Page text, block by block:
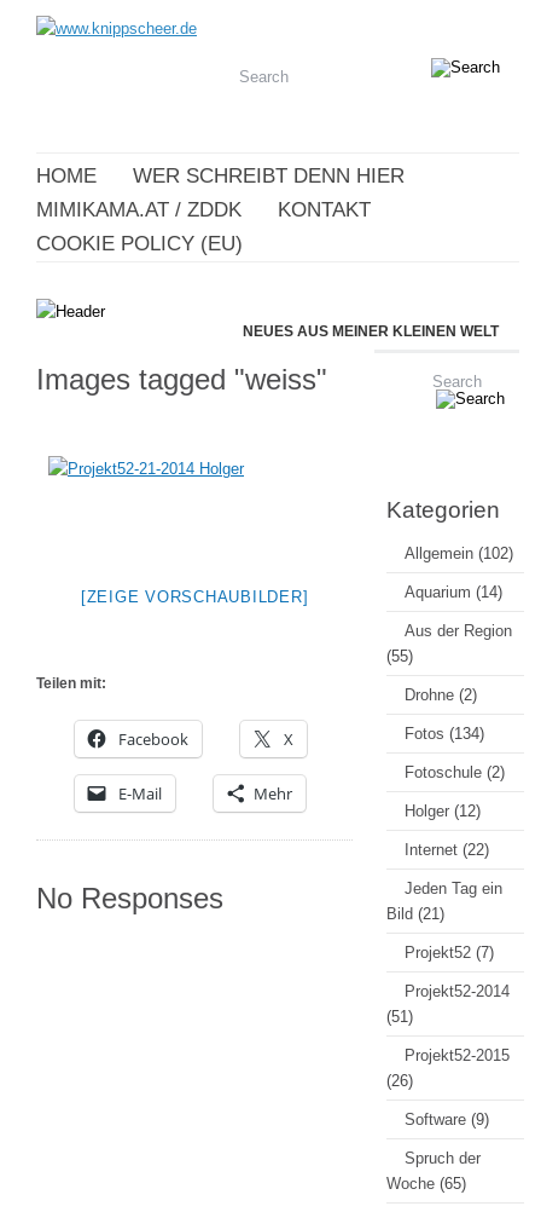
HOME
WER SCHREIBT DENN HIER
MIMIKAMA.AT / ZDDK
KONTAKT
COOKIE POLICY (EU)
NEUES AUS MEINER KLEINEN WELT
Images tagged "weiss"
[ZEIGE VORSCHAUBILDER]
Teilen mit:
Facebook X
E-Mail Mehr
No Responses
Kategorien
Allgemein (102)
Aquarium (14)
Aus der Region
(55)
Drohne (2)
Fotos (134)
Fotoschule (2)
Holger (12)
Internet (22)
Jeden Tag ein
Bild (21)
Projekt52 (7)
Projekt52-2014
(51)
Projekt52-2015
(26)
Software (9)
Spruch der
Woche (65)